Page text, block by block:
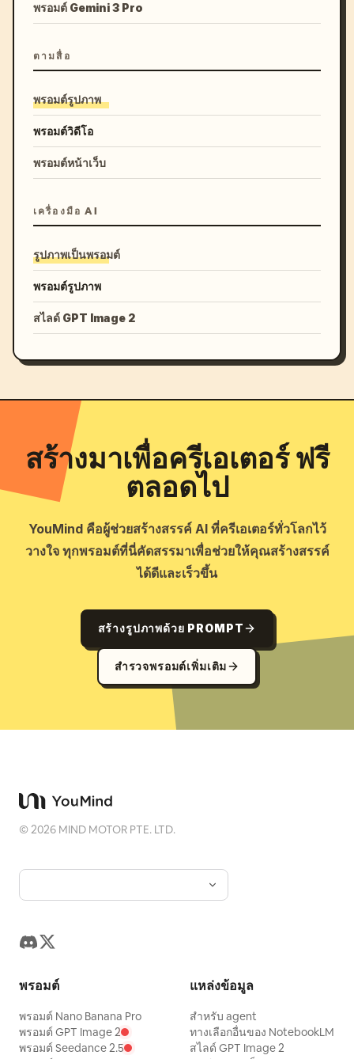
พรอมต์ Gemini 3 Pro
ตามสื่อ
พรอมต์รูปภาพ
พรอมต์วิดีโอ
พรอมต์หน้าเว็บ
เครื่องมือ AI
รูปภาพเป็นพรอมต์
พรอมต์รูปภาพ
สไลด์ GPT Image 2
สร้างมาเพื่อครีเอเตอร์ ฟรี
ตลอดไป
YouMind คือผู้ช่วยสร้างสรรค์ AI ที่ครีเอเตอร์ทั่วโลกไว้
วางใจ ทุกพรอมต์ที่นี่คัดสรรมาเพื่อช่วยให้คุณสร้างสรรค์
ได้ดีและเร็วขึ้น
สร้างรูปภาพด้วย PROMPT
สำรวจพรอมต์เพิ่มเติม
©2026 MIND MOTOR PTE. LTD.
พรอมต์
พรอมต์ Nano Banana Pro
พรอมต์ GPT Image 2
พรอมต์ Seedance 2.5
แหล่งข้อมูล
สำหรับ agent
ทางเลือกอื่นของ NotebookLM
สไลด์ GPT Image 2